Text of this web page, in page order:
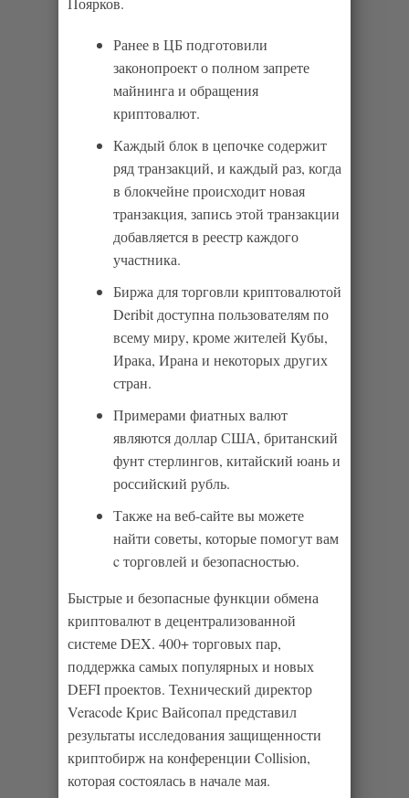
Ранее в ЦБ подготовили
законопроект о полном запрете
майнинга и обращения
криптовалют.
Каждый блок в цепочке содержит
ряд транзакций, и каждый раз, когда
в блокчейне происходит новая
транзакция, запись этой транзакции
добавляется в реестр каждого
участника.
Биржа для торговли криптовалютой
Deribit доступна пользователям по
всему миру, кроме жителей Кубы,
Ирака, Ирана и некоторых других
стран.
Примерами фиатных валют
являются доллар США, британский
фунт стерлингов, китайский юань и
российский рубль.
Также на веб-сайте вы можете
найти советы, которые помогут вам
c торговлей и безопасностью.
Быстрые и безопасные функции обмена
криптовалют в децентрализованной
системе DEX. 400+ торговых пар,
поддержка самых популярных и новых
DEFI проектов. Технический директор
Veracode Крис Вайсопал представил
результаты исследования защищенности
криптобирж на конференции Collision,
которая состоялась в начале мая.